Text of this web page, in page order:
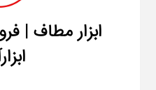
ابزار مطاف |